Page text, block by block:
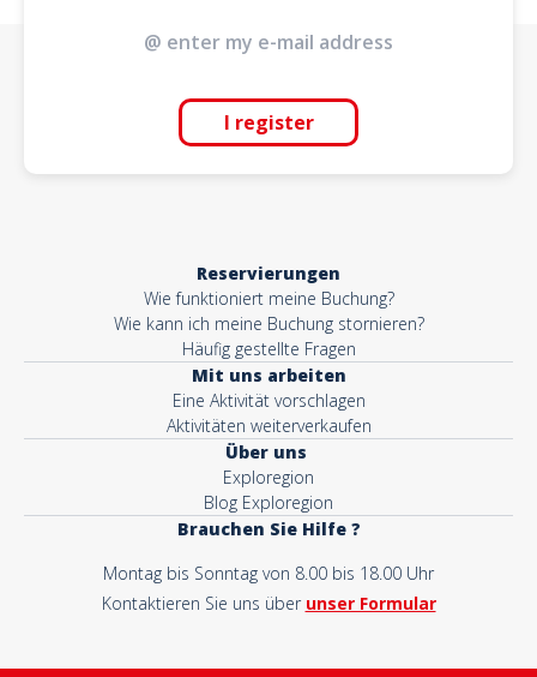
I register
Reservierungen
Wie funktioniert meine Buchung?
Wie kann ich meine Buchung stornieren?
Häufig gestellte Fragen
Mit uns arbeiten
Eine Aktivität vorschlagen
Aktivitäten weiterverkaufen
Über uns
Exploregion
Blog Exploregion
Brauchen Sie Hilfe ?
Montag bis Sonntag von 8.00 bis 18.00 Uhr
Kontaktieren Sie uns über unser Formular